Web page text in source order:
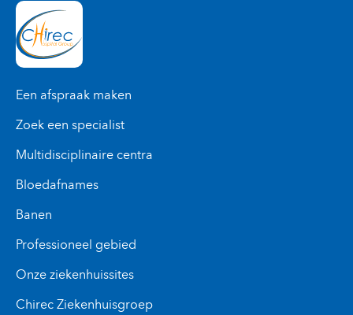
Een afspraak maken
Zoek een specialist
Multidisciplinaire centra
Bloedafnames
Banen
Professioneel gebied
Onze ziekenhuissites
Chirec Ziekenhuisgroep